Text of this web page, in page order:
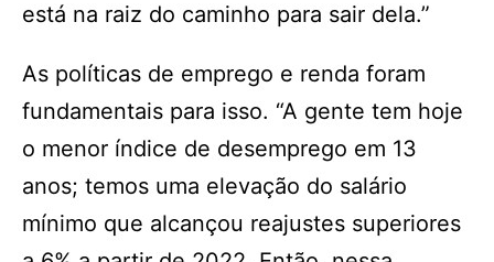
está na raiz do caminho para sair dela.”
As políticas de emprego e renda foram
fundamentais para isso. “A gente tem hoje
o menor índice de desemprego em 13
anos; temos uma elevação do salário
mínimo que alcançou reajustes superiores